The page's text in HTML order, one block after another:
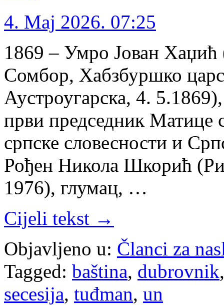
4. Maj 2026. 07:25
1869 – Умро Јован
Сомбор, Хабзбуршко
Аустроугарска, 4.
први председник Матице
српске словесности и
Рођен Никола Шкорић
1976), глумац, …
Cijeli tekst →
Objavljeno u: Članci za
Tagged: baština, dubrovnik
secesija, tuđman, un